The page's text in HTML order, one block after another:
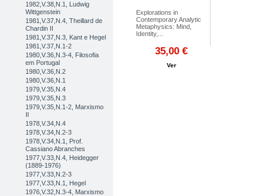
1982,V.38,N.1, Ludwig
Wittgenstein
1981,V.37,N.4, Theillard de
Chardin II
1981,V.37,N.3, Kant e Hegel
1981,V.37,N.1-2
1980,V.36,N.3-4, Filosofia
em Portugal
1980,V.36,N.2
1980,V.36,N.1
1979,V.35,N.4
1979,V.35,N.3
1979,V.35,N.1-2, Marxismo
II
1978,V.34,N.4
1978,V.34,N.2-3
1978,V.34,N.1, Prof.
Cassiano Abranches
1977,V.33,N.4, Heidegger
(1889-1976)
1977,V.33,N.2-3
1977,V.33,N.1, Hegel
1976,V.32,N.3-4, Marxismo
Explorations in
Contemporary Analytic
Metaphysics: Mind,
Identity,...
35,00 €
Ver